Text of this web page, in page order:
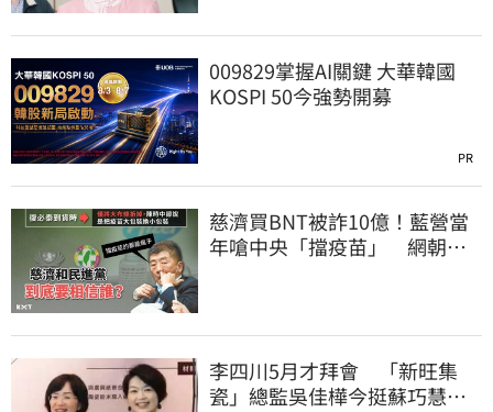
009829掌握AI關鍵 大華韓國
KOSPI 50今強勢開募
PR
慈濟買BNT被詐10億！藍營當
年嗆中央「擋疫苗」 網朝
李四川5月才拜會 「新旺集
瓷」總監吳佳樺今挺蘇巧慧：